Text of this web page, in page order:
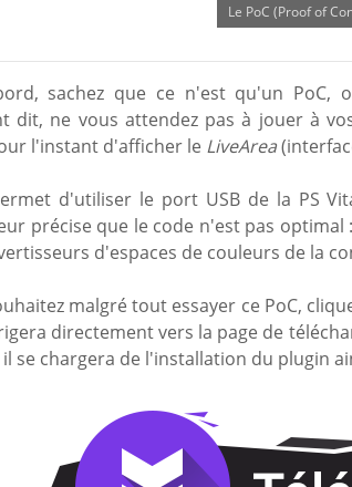
Le PoC (Proof of
sachez que ce n'est qu'un PoC,
dit, ne vous attendez pas à jouer à
l'instant d'afficher le LiveArea
d'utiliser le port USB de la PS
précise que le code n'est pas
d'espaces de couleurs de la
malgré tout essayer ce PoC,
directement vers la page de
il se chargera de l'installation du plugin